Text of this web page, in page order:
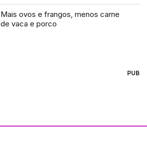
Mais ovos e frangos, menos carne
de vaca e porco
PUB